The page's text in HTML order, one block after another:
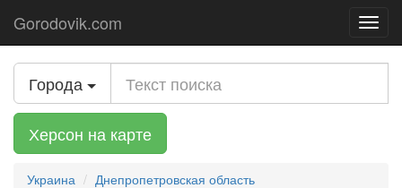
Gorodovik.com
Города
Херсон на карте
Украина
Днепропетровская область